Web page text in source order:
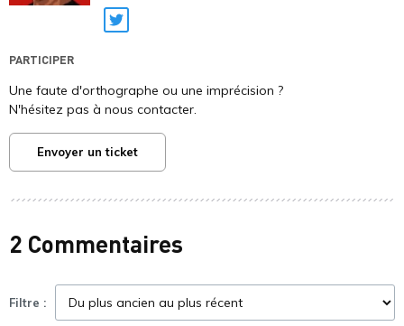
Twitter
PARTICIPER
Une faute d'orthographe ou une imprécision ?
N'hésitez pas à nous contacter.
Envoyer un ticket
2 Commentaires
Filtre :